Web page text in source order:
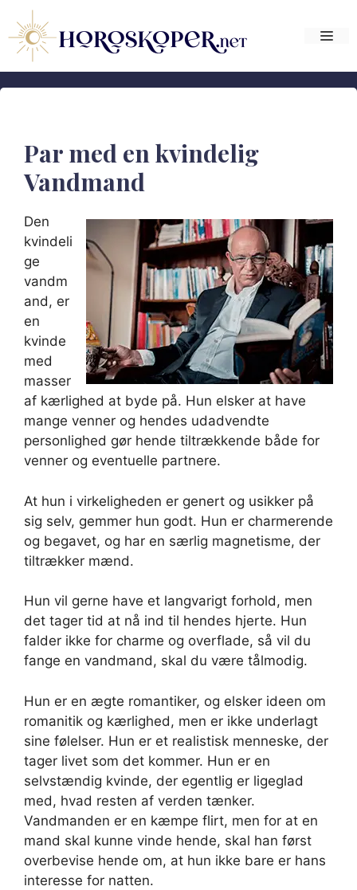
indhold
Par med en kvindelig
Vandmand
Den
kvindeli
ge
vandm
and, er
en
kvinde
med
masser
af kærlighed at byde på. Hun elsker at have
mange venner og hendes udadvendte
personlighed gør hende tiltrækkende både for
venner og eventuelle partnere.
At hun i virkeligheden er genert og usikker på
sig selv, gemmer hun godt. Hun er charmerende
og begavet, og har en særlig magnetisme, der
tiltrækker mænd.
Hun vil gerne have et langvarigt forhold, men
det tager tid at nå ind til hendes hjerte. Hun
falder ikke for charme og overflade, så vil du
fange en vandmand, skal du være tålmodig.
Hun er en ægte romantiker, og elsker ideen om
romanitik og kærlighed, men er ikke underlagt
sine følelser. Hun er et realistisk menneske, der
tager livet som det kommer. Hun er en
selvstændig kvinde, der egentlig er ligeglad
med, hvad resten af verden tænker.
Vandmanden er en kæmpe flirt, men for at en
mand skal kunne vinde hende, skal han først
overbevise hende om, at hun ikke bare er hans
interesse for natten.